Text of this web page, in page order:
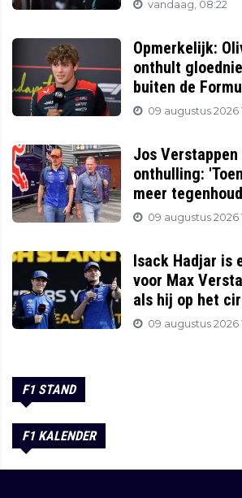
vandaag, 08:22
Opmerkelijk:
onthult
buiten de
09 augustus 2026
Jos
onthulling:
meer
09 augustus 2026
Isack Hadjar is
voor Max
als hij op het
09 augustus 2026
F1 STAND
F1 KALENDER